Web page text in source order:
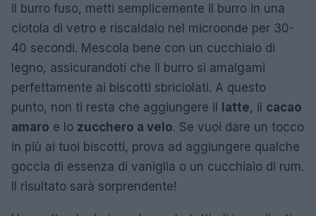
il burro fuso, metti semplicemente il burro in una
ciotola di vetro e riscaldalo nel microonde per 30-
40 secondi. Mescola bene con un cucchiaio di
legno, assicurandoti che il burro si amalgami
perfettamente ai biscotti sbriciolati. A questo
punto, non ti resta che aggiungere il latte, il cacao
amaro e lo zucchero a velo. Se vuoi dare un tocco
in più ai tuoi biscotti, prova ad aggiungere qualche
goccia di essenza di vaniglia o un cucchiaio di rum.
Il risultato sarà sorprendente!